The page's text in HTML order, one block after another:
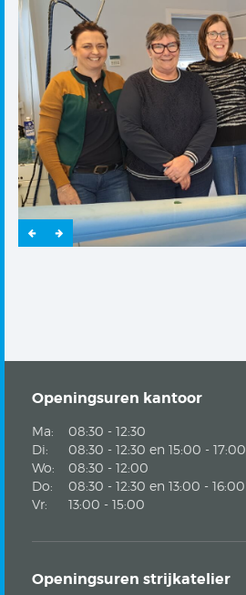
Openingsuren kantoor
Ma:
08:30 - 12:30
Di:
08:30 - 12:30 en 15:00 - 17:00
Wo:
08:30 - 12:00
Do:
08:30 - 12:30 en 13:00 - 16:00
Vr:
13:00 - 15:00
Openingsuren strijkatelier